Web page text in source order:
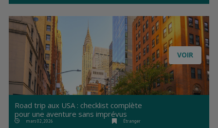
VOIR
Road trip aux USA : checklist complète
pour une aventure sans imprévus
mars 02, 2026 Étranger